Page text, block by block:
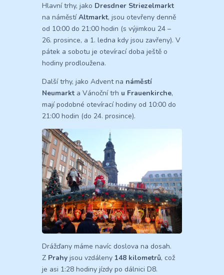
Hlavní trhy, jako Dresdner Striezelmarkt
na náměstíAltmarkt, jsou otevřeny denně
od 10:00 do 21:00 hodin (s výjimkou 24 –
26. prosince, a 1. ledna kdy jsou zavřeny)​. V
pátek a sobotu je otevírací doba ještě o
hodiny prodloužena.
Další trhy, jako Advent na náměstí
Neumarkt a Vánoční trh u Frauenkirche,
mají podobné otevírací hodiny od 10:00 do
21:00 hodin (do 24. prosince).
Drážďany máme navíc doslova na dosah.
Z Prahy jsou vzdáleny 148 kilometrů, což
je asi 1:28 hodiny jízdy po dálnici D8.